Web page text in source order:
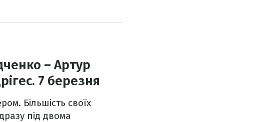
– Артур
7 березня
Більшість своїх
під двома